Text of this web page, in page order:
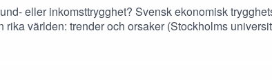
eller inkomsttrygghet? Svensk ekonomisk
världen: trender och orsaker (Stockholms
Would You… (Harry Law / Cosmos Institute)